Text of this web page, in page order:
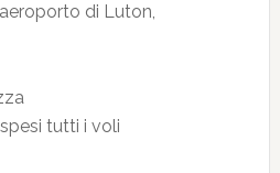
di Luton,
tutti i voli